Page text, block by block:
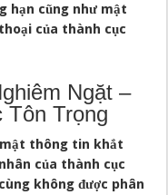
hạn cũng như mật
của thành cục
Ngặt –
Trọng
thông tin khắt
của thành cục
không được phân